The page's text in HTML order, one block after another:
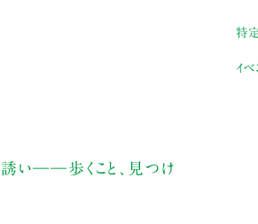
誘い――歩くこと、見つけ
特
イ